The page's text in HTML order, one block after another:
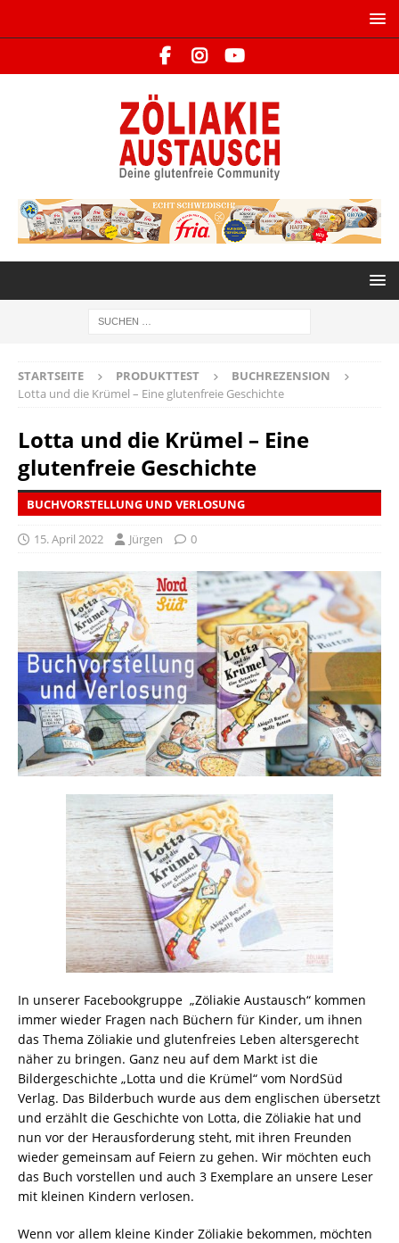
STARTSEITE PRODUKTTEST
BUCHREZENSION
Lotta und die Krümel – Eine glutenfreie Geschichte
Lotta und die Krümel – Eine
glutenfreie Geschichte
BUCHVORSTELLUNG UND VERLOSUNG
15. April 2022 Jürgen 0
In unserer Facebookgruppe „Zöliakie Austausch“ kommen
immer wieder Fragen nach Büchern für Kinder, um ihnen
das Thema Zöliakie und glutenfreies Leben altersgerecht
näher zu bringen. Ganz neu auf dem Markt ist die
Bildergeschichte „Lotta und die Krümel“ vom NordSüd
Verlag. Das Bilderbuch wurde aus dem englischen übersetzt
und erzählt die Geschichte von Lotta, die Zöliakie hat und
nun vor der Herausforderung steht, mit ihren Freunden
wieder gemeinsam auf Feiern zu gehen. Wir möchten euch
das Buch vorstellen und auch 3 Exemplare an unsere Leser
mit kleinen Kindern verlosen.
Wenn vor allem kleine Kinder Zöliakie bekommen, möchten